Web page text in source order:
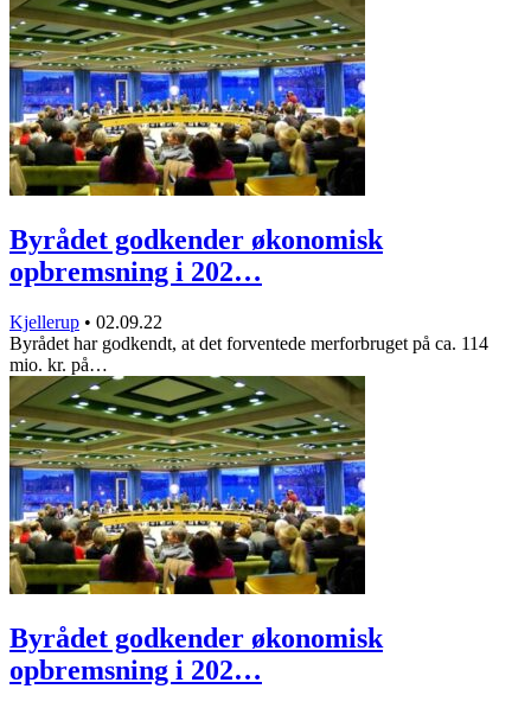
Byrådet godkender økonomisk
opbremsning i 202…
Kjellerup • 02.09.22
Byrådet har godkendt, at det forventede merforbruget på ca. 114
mio. kr. på…
Byrådet godkender økonomisk
opbremsning i 202…